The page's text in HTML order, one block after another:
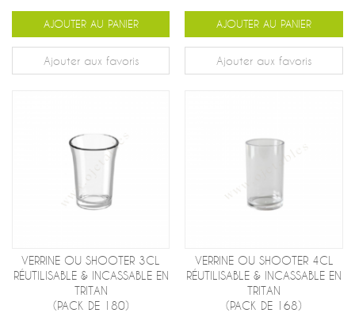
AJOUTER AU PANIER
Ajouter aux favoris
AJOUTER AU PANIER
Ajouter aux favoris
VERRINE OU SHOOTER 3CL
RÉUTILISABLE & INCASSABLE EN
TRITAN
(PACK DE 180)
VERRINE OU SHOOTER 4CL
RÉUTILISABLE & INCASSABLE EN
TRITAN
(PACK DE 168)